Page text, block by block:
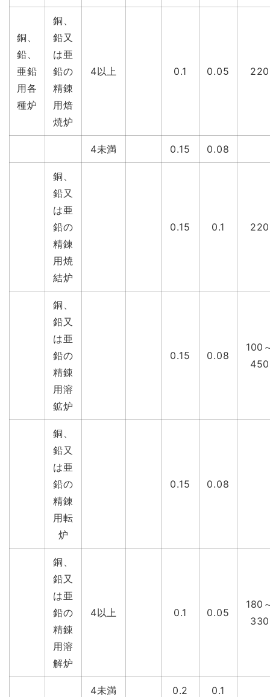
銅、
鉛、
亜鉛
用各
種炉
銅、
鉛又
は亜
鉛の
精錬
用焙
焼炉
4以上 0.1 0.05 220
4未満 0.15 0.08
銅、
鉛又
は亜
鉛の
精錬
用焼
結炉
0.15 0.1 220
銅、
鉛又
は亜
鉛の
精錬
用溶
鉱炉
0.15 0.08
100
450
銅、
鉛又
は亜
鉛の
精錬
用転
炉
0.15 0.08
銅、
鉛又
は亜
鉛の
精錬
用溶
解炉
4以上 0.1 0.05
180
330
4未満 0.2 0.1